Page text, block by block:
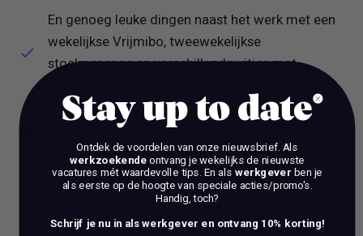
En genoeg leuke dingen naast het werk met een
wekelijkse Vrijmibo, tweewekelijkse
stoelmassage en verschillende uitjes met
Wij kijken ernaar uit! Jij toch ook?
Zie jij het al helemaal zitten om voor BVCM te
werken? Dan ontvangen wij graag een reactie!
Stay up to date
Ontdek de voordelen van onze nieuwsbrief. Als
werkzoekendeontvang je wekelijks de nieuwste
vacatures mét waardevolle tips. En als werkgever ben je
als eerste op de hoogte van speciale acties/promo's.
Handig, toch?
Schrijf je nu in als werkgever en ontvang 10% korting!